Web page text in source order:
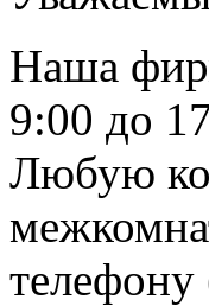
Наша
9:00 до
Любую